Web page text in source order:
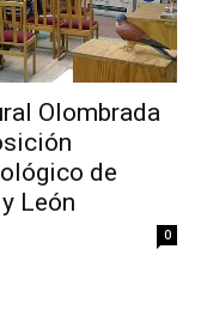
Olombrada
de
León
0